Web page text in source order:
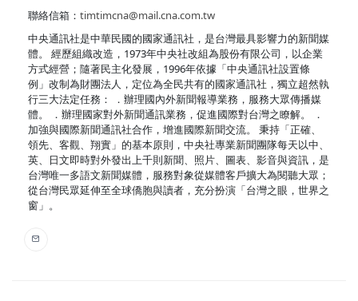
聯絡信箱： timtimcna@mail.cna.com.tw
中央通訊社是中華民國的國家通訊社，是台灣最具影響力的新聞媒
體。 經歷組織改造，1973年中央社改組為股份有限公司，以企業
方式經營；隨著民主化發展，1996年依據「中央通訊社設置條
例」改制為財團法人，定位為全民共有的國家通訊社，獨立超然執
行三大法定任務： ．辦理國內外新聞報導業務，服務大眾傳播媒
體。 ．辦理國家對外新聞通訊業務，促進國際對台灣之瞭解。 ．
加強與國際新聞通訊社合作，增進國際新聞交流。 秉持「正確、
領先、客觀、翔實」的基本原則，中央社專業新聞團隊每天以中、
英、日文即時對外發出上千則新聞、照片、圖表、影音與資訊，是
台灣唯一多語文新聞媒體，服務對象從媒體客戶擴大為閱聽大眾；
從台灣民眾延伸至全球僑胞與讀者，充分扮演「台灣之眼，世界之
窗」。